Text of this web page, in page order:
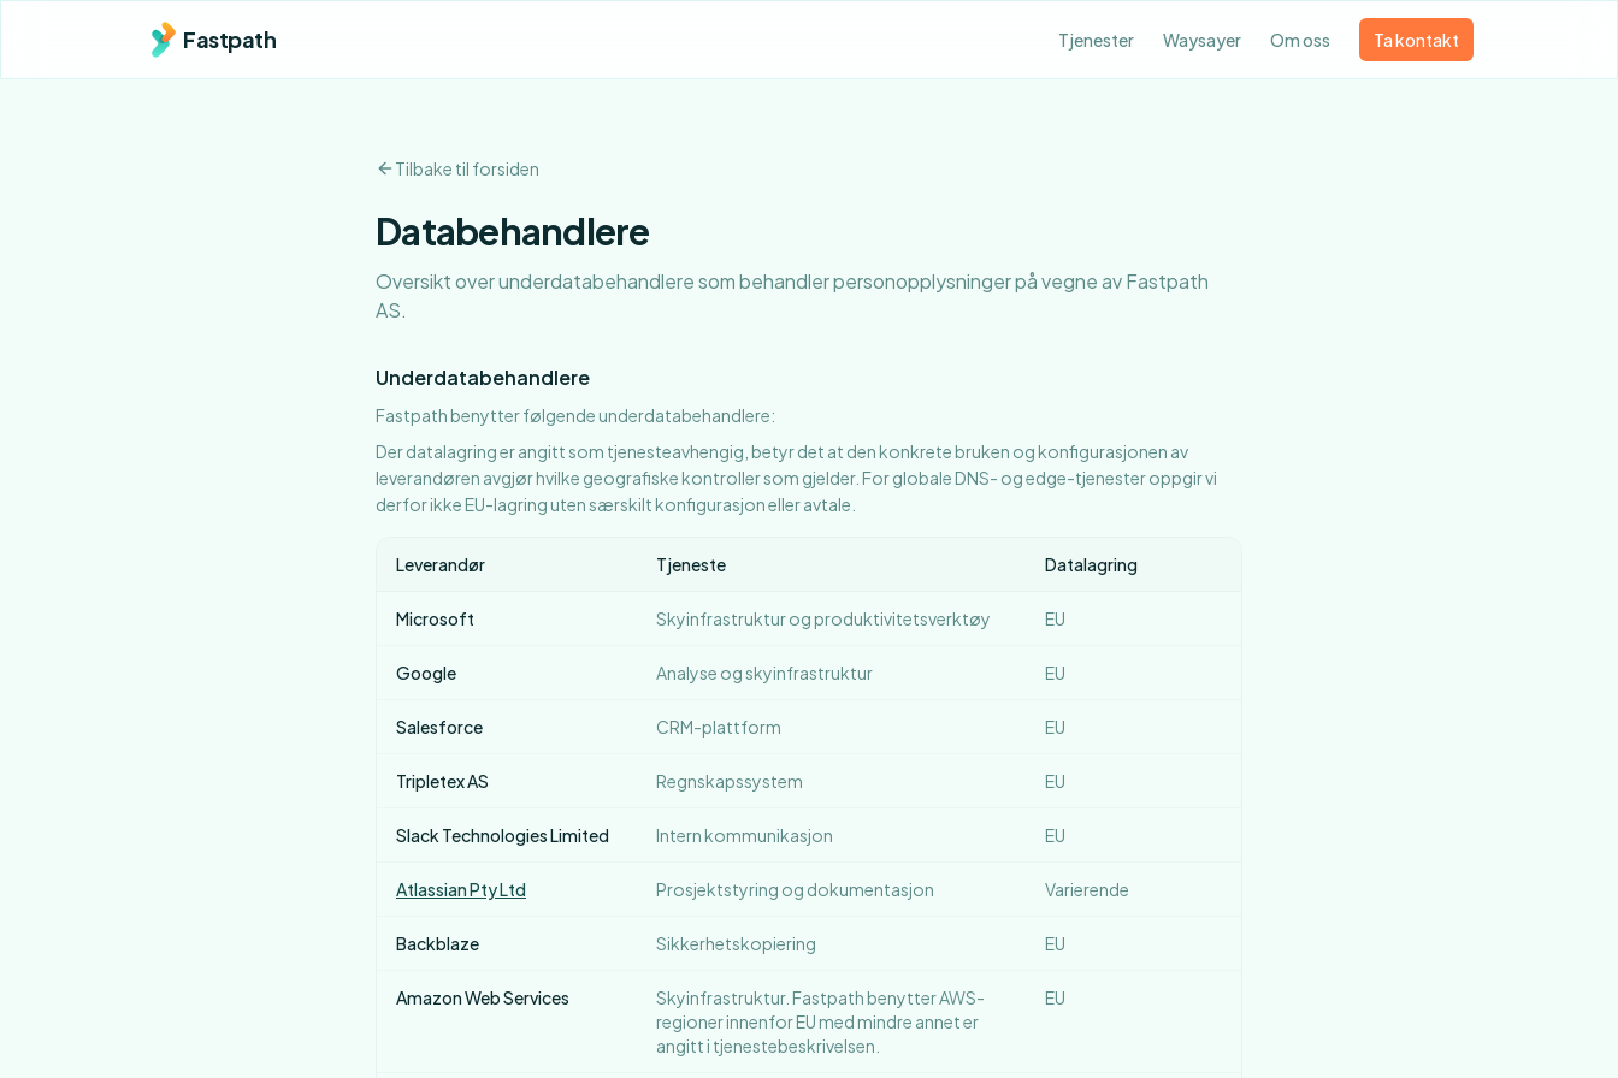
Fastpath Tjenester Waysayer Om oss Ta kontakt
Tilbake til forsiden
Databehandlere
Oversikt over underdatabehandlere som behandler personopplysninger på vegne av Fastpath
AS.
Underdatabehandlere
Fastpath benytter følgende underdatabehandlere:
Der datalagring er angitt som tjenesteavhengig, betyr det at den konkrete bruken og konfigurasjonen av
leverandøren avgjør hvilke geografiske kontroller som gjelder. For globale DNS- og edge-tjenester oppgir vi
derfor ikke EU-lagring uten særskilt konfigurasjon eller avtale.
Leverandør Tjeneste Datalagring
Microsoft Skyinfrastruktur og produktivitetsverktøy EU
Google Analyse og skyinfrastruktur EU
Salesforce CRM-plattform EU
Tripletex AS Regnskapssystem EU
Slack Technologies Limited Intern kommunikasjon EU
Atlassian Pty Ltd Prosjektstyring og dokumentasjon Varierende
Backblaze Sikkerhetskopiering EU
Amazon Web Services
Skyinfrastruktur. Fastpath benytter AWS-
regioner innenfor EU med mindre annet er
angitt i tjenestebeskrivelsen.
EU